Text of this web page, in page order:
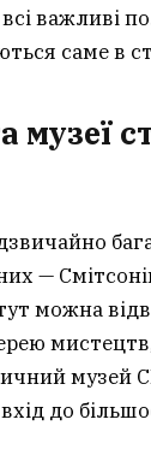
важливі
саме в
музеї
—
можна
мистецтв,
музей
до